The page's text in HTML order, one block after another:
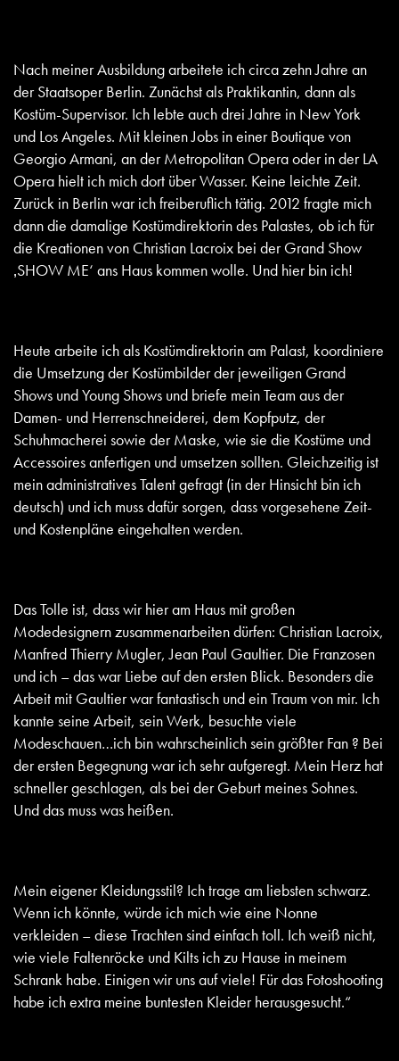
Nach meiner Ausbildung arbeitete ich circa zehn Jahre an
der Staatsoper Berlin. Zunächst als Praktikantin, dann als
Kostüm-Supervisor. Ich lebte auch drei Jahre in New York
und Los Angeles. Mit kleinen Jobs in einer Boutique von
Georgio Armani, an der Metropolitan Opera oder in der LA
Opera hielt ich mich dort über Wasser. Keine leichte Zeit.
Zurück in Berlin war ich freiberuflich tätig. 2012 fragte mich
dann die damalige Kostümdirektorin des Palastes, ob ich für
die Kreationen von Christian Lacroix bei der Grand Show
‚SHOW ME‘ ans Haus kommen wolle. Und hier bin ich!
Heute arbeite ich als Kostümdirektorin am Palast, koordiniere
die Umsetzung der Kostümbilder der jeweiligen Grand
Shows und Young Shows und briefe mein Team aus der
Damen- und Herrenschneiderei, dem Kopfputz, der
Schuhmacherei sowie der Maske, wie sie die Kostüme und
Accessoires anfertigen und umsetzen sollten. Gleichzeitig ist
mein administratives Talent gefragt (in der Hinsicht bin ich
deutsch) und ich muss dafür sorgen, dass vorgesehene Zeit-
und Kostenpläne eingehalten werden.
Das Tolle ist, dass wir hier am Haus mit großen
Modedesignern zusammenarbeiten dürfen: Christian Lacroix,
Manfred Thierry Mugler, Jean Paul Gaultier. Die Franzosen
und ich – das war Liebe auf den ersten Blick. Besonders die
Arbeit mit Gaultier war fantastisch und ein Traum von mir. Ich
kannte seine Arbeit, sein Werk, besuchte viele
Modeschauen…ich bin wahrscheinlich sein größter Fan ? Bei
der ersten Begegnung war ich sehr aufgeregt. Mein Herz hat
schneller geschlagen, als bei der Geburt meines Sohnes.
Und das muss was heißen.
Mein eigener Kleidungsstil? Ich trage am liebsten schwarz.
Wenn ich könnte, würde ich mich wie eine Nonne
verkleiden – diese Trachten sind einfach toll. Ich weiß nicht,
wie viele Faltenröcke und Kilts ich zu Hause in meinem
Schrank habe. Einigen wir uns auf viele! Für das Fotoshooting
habe ich extra meine buntesten Kleider herausgesucht.“